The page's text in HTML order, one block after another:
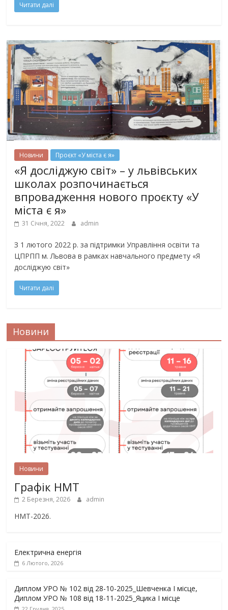
Читати далі
Новини Проєкт «У міста є я»
«Я досліджую світ» – у львівських
школах розпочинається
впровадження нового проєкту «У
міста є я»
31 Січня, 2022 admin
З 1 лютого 2022 р. за підтримки Управління освіти та
ЦПРПП м. Львова в рамках навчального предмету «Я
досліджую світ»
Читати далі
Новини
Новини
Графік НМТ
2 Березня, 2026 admin
НМТ-2026.
Електрична енергія
6 Лютого, 2026
Диплом УРО № 102 від 28-10-2025_Шевченка І місце,
Диплом УРО № 108 від 18-11-2025_Яцика І місце